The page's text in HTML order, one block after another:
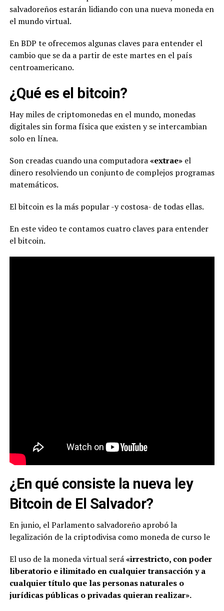
salvadoreños estarán lidiando con una nueva moneda en
el mundo virtual.
En BDP te ofrecemos algunas claves para entender el
cambio que se da a partir de este martes en el país
centroamericano.
¿Qué es el bitcoin?
Hay miles de criptomonedas en el mundo, monedas
digitales sin forma física que existen y se intercambian
solo en línea.
Son creadas cuando una computadora«extrae»el
dinero resolviendo un conjunto de complejos programas
matemáticos.
El bitcoin es la más popular -y costosa- de todas ellas.
En este video te contamos cuatro claves para entender
el bitcoin.
¿En qué consiste la nueva ley
Bitcoin de El Salvador?
En junio, el Parlamento salvadoreño aprobó la
legalización de la criptodivisa como moneda de curso le
El uso de la moneda virtual será«irrestricto, con poder
liberatorio e ilimitado en cualquier transacción y a
cualquier título que las personas naturales o
jurídicas públicas o privadas quieran realizar».